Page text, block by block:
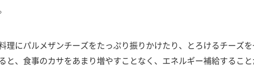
理にパルメザンチーズをたっぷり振りかけたり、とろけるチーズを
と、食事のカサをあまり増やすことなく、エネルギー補給するこ